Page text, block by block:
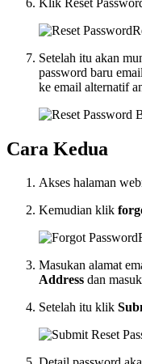
Setelah itu akan
password baru
ke email alternatif
Cara Kedua
Akses halaman
Kemudian klik
Masukan alamat
Address dan
Setelah itu klik